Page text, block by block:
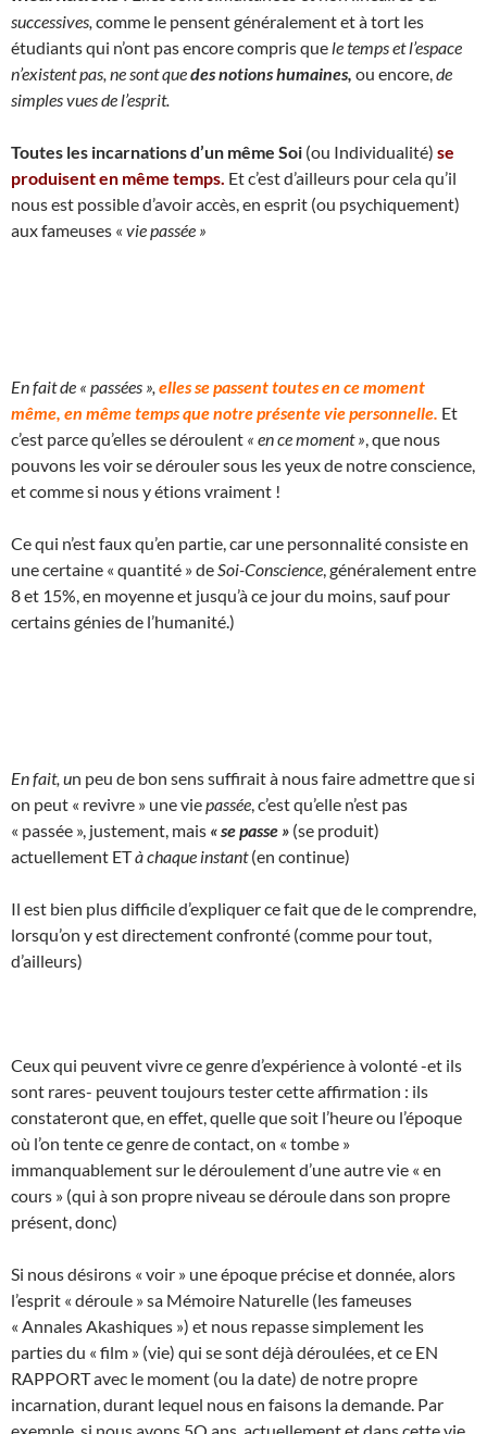
successives, comme le pensent généralement et à tort les
étudiants qui n’ont pas encore compris que le temps et l’espace
n’existent pas, ne sont quedes notions humaines, ou encore, de
simples vues de l’esprit.
Toutes les incarnations d’un même Soi (ou Individualité) se
produisent en même temps. Et c’est d’ailleurs pour cela qu’il
nous est possible d’avoir accès, en esprit (ou psychiquement)
aux fameuses « vie passée »
En fait de « passées », elles se passent toutes en ce moment
même, en même temps que notre présente vie personnelle. Et
c’est parce qu’elles se déroulent « en ce moment » , que nous
pouvons les voir se dérouler sous les yeux de notre conscience,
et comme si nous y étions vraiment !
Ce qui n’est faux qu’en partie, car une personnalité consiste en
une certaine « quantité » de Soi-Conscience , généralement entre
8 et 15%, en moyenne et jusqu’à ce jour du moins, sauf pour
certains génies de l’humanité.)
En fait, un peu de bon sens suffirait à nous faire admettre que si
on peut « revivre » une viepassée , c’est qu’elle n’est pas
« passée », justement, mais « se passe » (se produit)
actuellement ETà chaque instant(en continue)
Il est bien plus difficile d’expliquer ce fait que de le comprendre,
lorsqu’on y est directement confronté (comme pour tout,
d’ailleurs)
Ceux qui peuvent vivre ce genre d’expérience à volonté -et ils
sont rares- peuvent toujours tester cette affirmation : ils
constateront que, en effet, quelle que soit l’heure ou l’époque
où l’on tente ce genre de contact, on « tombe »
immanquablement sur le déroulement d’une autre vie « en
cours » (qui à son propre niveau se déroule dans son propre
présent, donc)
Si nous désirons « voir » une époque précise et donnée, alors
l’esprit « déroule » sa Mémoire Naturelle (les fameuses
« Annales Akashiques ») et nous repasse simplement les
parties du « film » (vie) qui se sont déjà déroulées, et ce EN
RAPPORT avec le moment (ou la date) de notre propre
incarnation, durant lequel nous en faisons la demande. Par
exemple, si nous avons 5O ans, actuellement et dans cette vie,